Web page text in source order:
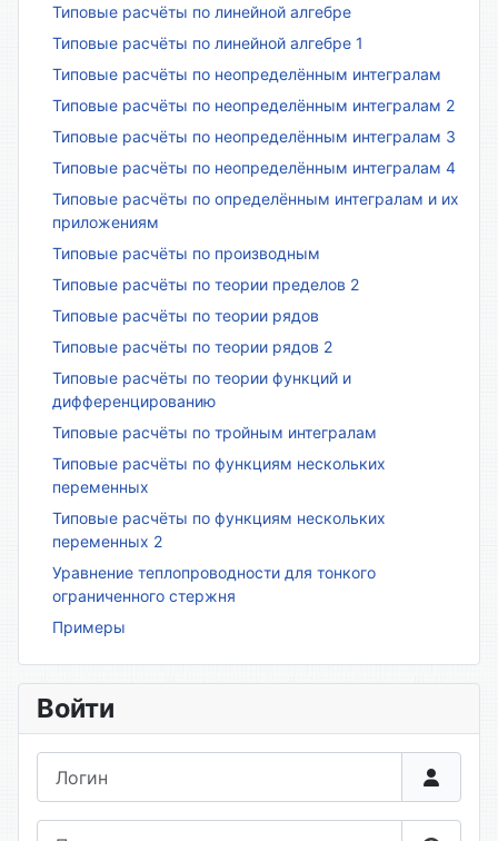
Типовые расчёты по линейной алгебре
Типовые расчёты по линейной алгебре 1
Типовые расчёты по неопределённым интегралам
Типовые расчёты по неопределённым интегралам 2
Типовые расчёты по неопределённым интегралам 3
Типовые расчёты по неопределённым интегралам 4
Типовые расчёты по определённым интегралам и их
приложениям
Типовые расчёты по производным
Типовые расчёты по теории пределов 2
Типовые расчёты по теории рядов
Типовые расчёты по теории рядов 2
Типовые расчёты по теории функций и
дифференцированию
Типовые расчёты по тройным интегралам
Типовые расчёты по функциям нескольких
переменных
Типовые расчёты по функциям нескольких
переменных 2
Уравнение теплопроводности для тонкого
ограниченного стержня
Примеры
Войти